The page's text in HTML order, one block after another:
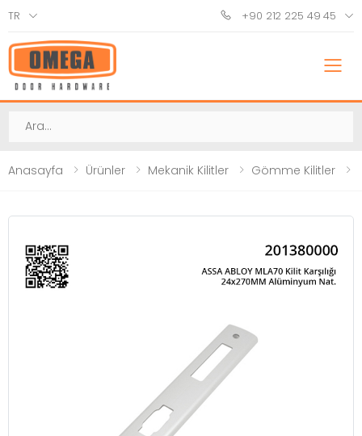
TR +90 212 225 49 45
Ara
Anasayfa Ürünler Mekanik Kilitler Gömme Kilitler